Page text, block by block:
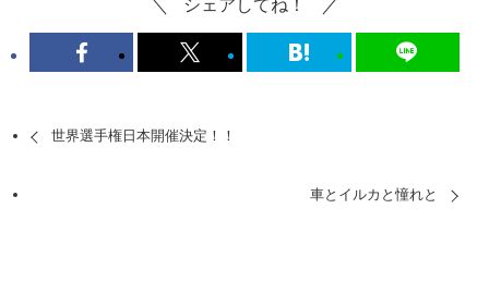
シェアしてね！
世界選手権日本開催決定！！
車とイルカと憧れと